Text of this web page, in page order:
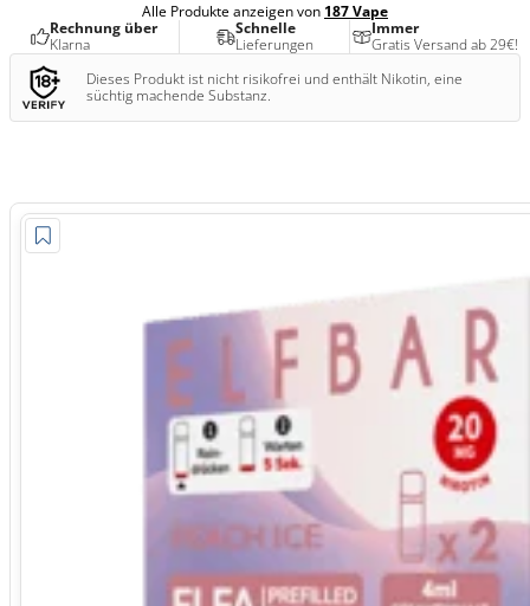
Alle Produkte anzeigen von 187 Vape
Rechnung über
Klarna
Schnelle
Lieferungen
Immer
Gratis Versand ab 29€!
Dieses Produkt ist nicht risikofrei und enthält Nikotin, eine
süchtig machende Substanz.